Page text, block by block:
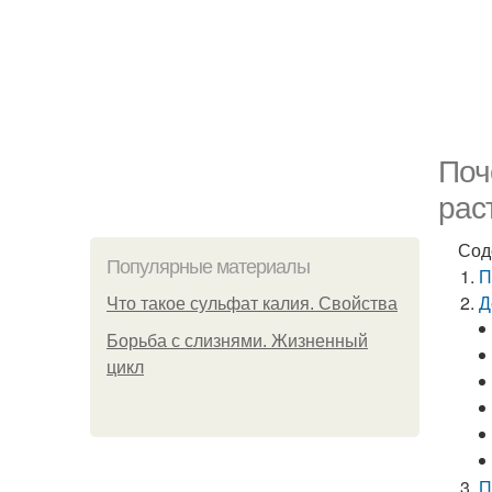
Популярные материалы
Что такое сульфат калия. Свойства
Борьба с слизнями. Жизненный
цикл